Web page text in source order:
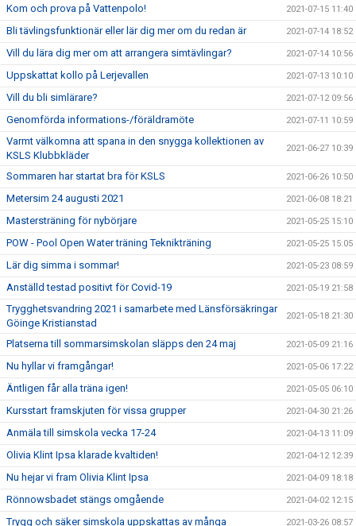
Kom och prova på Vattenpolo! 2021-07-15 11:40
Bli tävlingsfunktionär eller lär dig mer om du redan är 2021-07-14 18:52
Vill du lära dig mer om att arrangera simtävlingar? 2021-07-14 10:56
Uppskattat kollo på Lerjevallen 2021-07-13 10:10
Vill du bli simlärare? 2021-07-12 09:56
Genomförda informations-/föräldramöte 2021-07-11 10:59
Varmt välkomna att spana in den snygga kollektionen av
KSLS Klubbkläder
2021-06-27 10:39
Sommaren har startat bra för KSLS 2021-06-26 10:50
Metersim 24 augusti 2021 2021-06-08 18:21
Mastersträning för nybörjare 2021-05-25 15:10
POW - Pool Open Water träning Teknikträning 2021-05-25 15:05
Lär dig simma i sommar! 2021-05-23 08:59
Anställd testad positivt för Covid-19 2021-05-19 21:58
Trygghetsvandring 2021 i samarbete med Länsförsäkringar
Göinge Kristianstad
2021-05-18 21:30
Platserna till sommarsimskolan släpps den 24 maj 2021-05-09 21:16
Nu hyllar vi framgångar! 2021-05-06 17:22
Äntligen får alla träna igen! 2021-05-05 06:10
Kursstart framskjuten för vissa grupper 2021-04-30 21:26
Anmäla till simskola vecka 17-24 2021-04-13 11:09
Olivia Klint Ipsa klarade kvaltiden! 2021-04-12 12:39
Nu hejar vi fram Olivia Klint Ipsa 2021-04-09 18:18
Rönnowsbadet stängs omgående 2021-04-02 12:15
Trygg och säker simskola uppskattas av många 2021-03-26 08:57